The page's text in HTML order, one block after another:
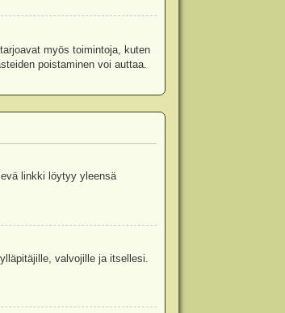
myös toimintoja, kuten
poistaminen voi auttaa.
linkki löytyy yleensä
valvojille ja itsellesi.